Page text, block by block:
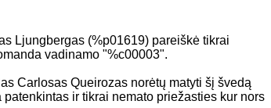
Ljungbergas (%p01619) pareiškė tikrai
vadinamo "%c00003".
Carlosas Queirozas norėtų matyti šį švedą
ir tikrai nemato priežasties kur nors